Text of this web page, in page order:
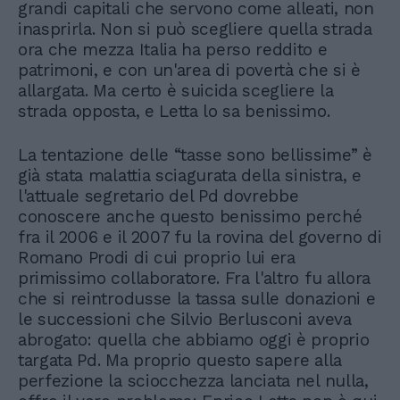
grandi capitali che servono come alleati, non
inasprirla. Non si può scegliere quella strada
ora che mezza Italia ha perso reddito e
patrimoni, e con un'area di povertà che si è
allargata. Ma certo è suicida scegliere la
strada opposta, e Letta lo sa benissimo.
La tentazione delle “tasse sono bellissime” è
già stata malattia sciagurata della sinistra, e
l'attuale segretario del Pd dovrebbe
conoscere anche questo benissimo perché
fra il 2006 e il 2007 fu la rovina del governo di
Romano Prodi di cui proprio lui era
primissimo collaboratore. Fra l'altro fu allora
che si reintrodusse la tassa sulle donazioni e
le successioni che Silvio Berlusconi aveva
abrogato: quella che abbiamo oggi è proprio
targata Pd. Ma proprio questo sapere alla
perfezione la sciocchezza lanciata nel nulla,